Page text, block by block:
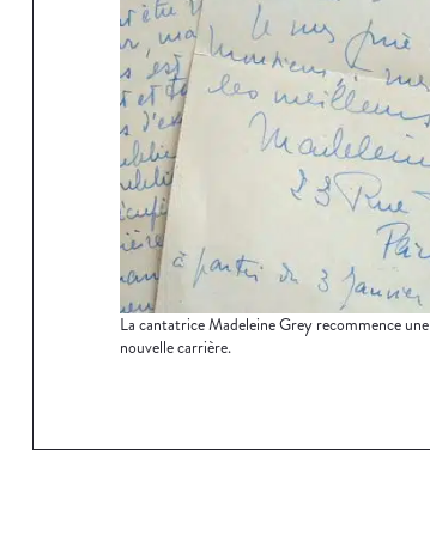
La cantatrice Madeleine Grey recommence une
nouvelle carrière.